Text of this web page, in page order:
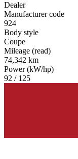
Dealer
Manufacturer code
924
Body style
Coupe
Mileage (read)
74,342 km
Power (kW/hp)
92 / 125